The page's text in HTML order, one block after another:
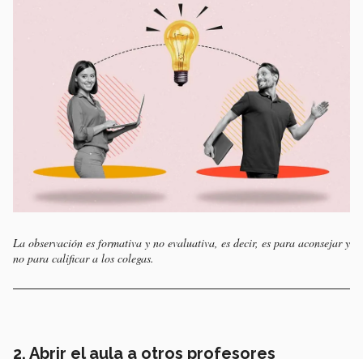
La observación es formativa y no evaluativa, es decir, es para aconsejar y
no para calificar a los colegas.
2. Abrir el aula a otros profesores